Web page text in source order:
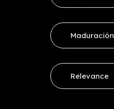
Maduración
Relevance